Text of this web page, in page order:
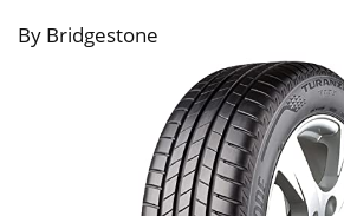
By Bridgestone